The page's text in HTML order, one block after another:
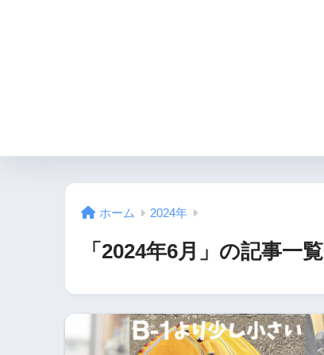
ホーム 2024年
「2024年6月」の記事一覧